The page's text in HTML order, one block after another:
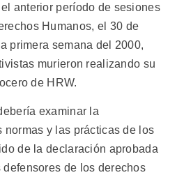
anterior período de sesiones
Humanos, el 30 de
primera semana del 2000,
murieron realizando su
de HRW.
examinar la
y las prácticas de los
de la declaración aprobada
de los derechos